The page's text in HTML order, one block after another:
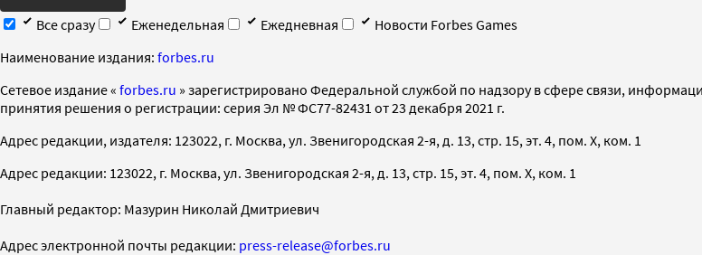
Все сразу
Еженедельная Ежедневная
Новости Forbes Games
Наименование издания: forbes.ru
Cетевое издание « forbes.ru » зарегистрировано Федеральной службой по надзору в сфере связи,
принятия решения о регистрации: серия Эл № ФС77-82431 от 23 декабря 2021 г.
Адрес редакции, издателя: 123022, г. Москва, ул. Звенигородская 2-я, д. 13, стр. 15, эт. 4, пом. X, ком. 1
Адрес редакции: 123022, г. Москва, ул. Звенигородская 2-я, д. 13, стр. 15, эт. 4, пом. X, ком. 1
Главный редактор: Мазурин Николай Дмитриевич
Адрес электронной почты редакции: press-release@forbes.ru